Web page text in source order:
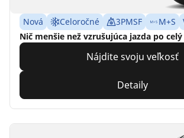
Nová Celoročné 3PMSF M+S
Nič menšie než vzrušujúca jazda po
Nájdite svoju veľkosť
Detaily